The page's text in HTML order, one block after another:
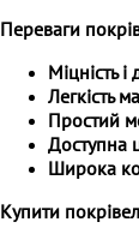
Переваги
Міцність і
Легкість
Простий
Доступна
Широка
Купити